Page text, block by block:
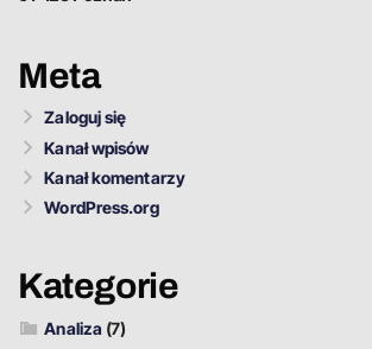
Meta
Zaloguj się
Kanał wpisów
Kanał komentarzy
WordPress.org
Kategorie
Analiza (7)